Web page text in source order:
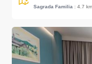
Sagrada Familia : 4.7 km